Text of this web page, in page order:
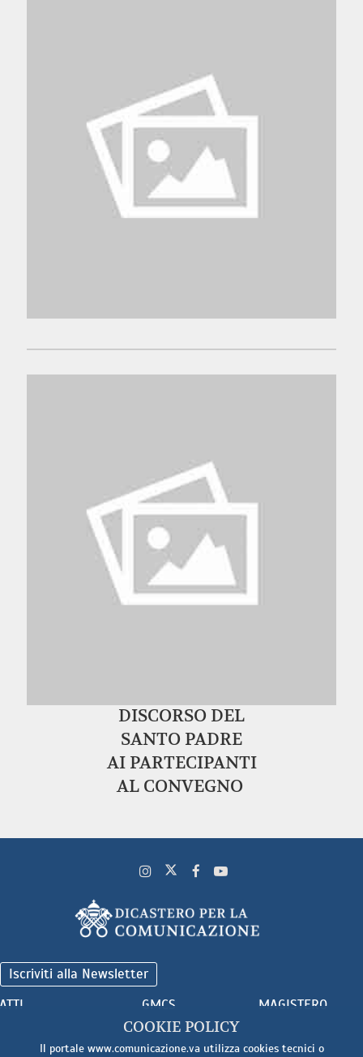
DISCORSO DEL
SANTO PADRE
AI PARTECIPANTI
AL CONVEGNO
Iscriviti alla Newsletter
GMCS MAGISTERO
COOKIE POLICY
Il portale www.comunicazione.va utilizza cookies tecnici o